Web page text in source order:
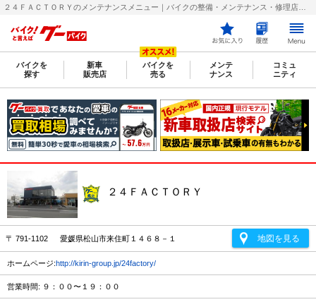
バイクを
探す
新車
販売店
バイクを
売る
メンテ
ナンス
コミュ
ニティ
２４ＦＡＣＴＯＲＹ
〒 791-1102 愛媛県松山市来住町１４６８－１ 地図を見る
ホームページ:http://kirin-group.jp/24factory/
営業時間: ９：００〜１９：００